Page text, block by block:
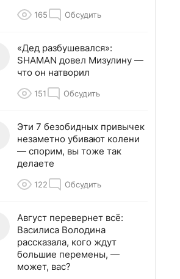
165 Обсудить
«Дед разбушевался»:
SHAMAN довел Мизулину —
что он натворил
151 Обсудить
Эти 7 безобидных привычек
незаметно убивают колени
— спорим, вы тоже так
делаете
122 Обсудить
Август перевернет всё:
Василиса Володина
рассказала, кого ждут
большие перемены, —
может, вас?